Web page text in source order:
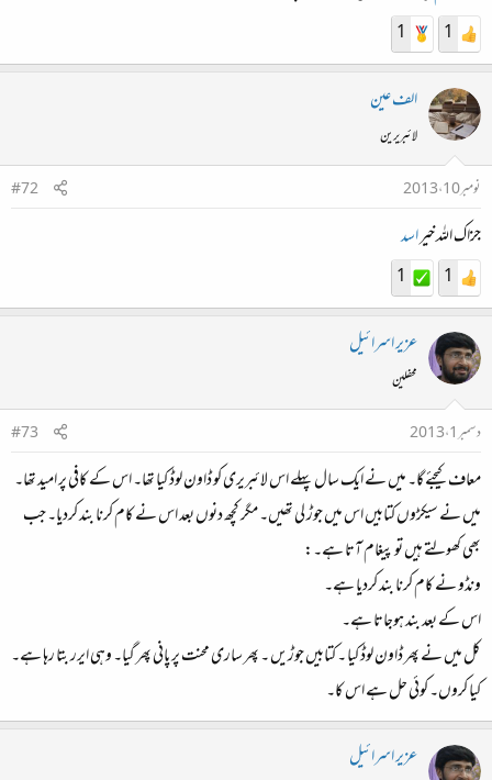
1
1
الف عین
لائبریرین
نومبر 10، 2013
#72
جزاک اللہ خیراسد
1
1
عزیر اسرائیل
محفلین
دسمبر 1، 2013
#73
معاف کیجئے گا۔ میں نے ایک سال پہلے اس لائبریری کو ڈاون لوڈ کیا تھا۔ اس کے کافی پر امید تھا۔
میں نے سیکڑوں کتابیں اس میں جوڑ لی تھیں۔ مگر کچھ دنوں بعد اس نے کام کرنا بند کردیا۔ جب
بھی کھولتے ہیں تو پیغام آتا ہے۔:
ونڈو نے کام کرنا بند کردیا ہے۔
اس کے بعد بند ہوجاتا ہے۔
کل میں نے پھر ڈاون لوڈ کیا ۔ کتابیں جوڑیں ۔ پھر ساری محنت پر پانی پھر گیا۔ وہی ایرر بتا رہا ہے۔
کیا کروں۔ کوئی حل ہے اس کا۔
عزیر اسرائیل